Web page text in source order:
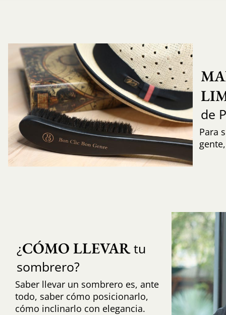
de
Para
¿CÓMO LLEVARtu
sombrero?
Saber llevar un sombrero es, ante
todo, saber cómo posicionarlo,
cómo inclinarlo con elegancia.